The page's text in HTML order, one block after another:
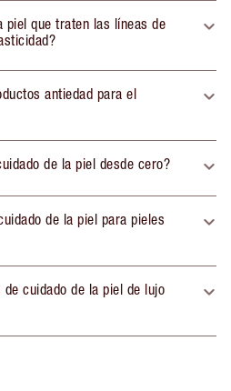
piel que traten las líneas de
antiedad para el
de la piel desde cero?
de la piel para pieles
cuidado de la piel de lujo